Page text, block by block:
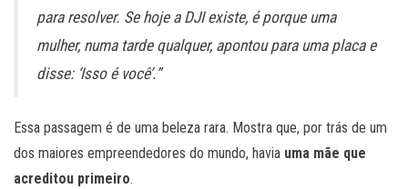
para resolver. Se hoje a DJI existe, é porque uma
mulher, numa tarde qualquer, apontou para uma placa e
disse: ‘Isso é você’.”
Essa passagem é de uma beleza rara. Mostra que, por trás de um
dos maiores empreendedores do mundo, havia uma mãe que
acreditou primeiro.